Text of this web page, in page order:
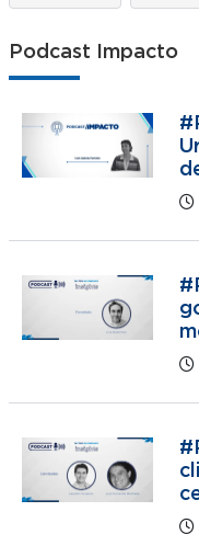
Podcast Impacto